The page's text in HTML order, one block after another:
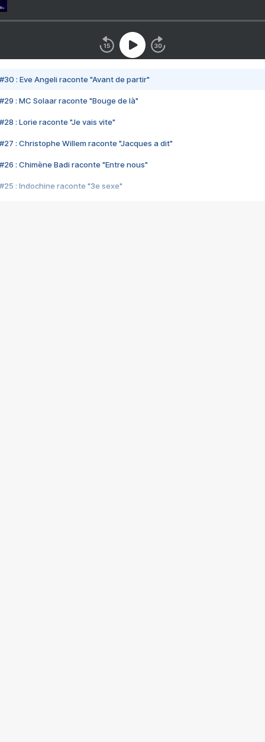
#30 : Eve Angeli raconte "Avant de partir"
#29 : MC Solaar raconte "Bouge de là"
#28 : Lorie raconte "Je vais vite"
#27 : Christophe Willem raconte "Jacques a dit"
#26 : Chimène Badi raconte "Entre nous"
#25 : Indochine raconte "3e sexe"